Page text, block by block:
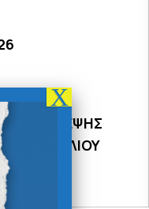
ΣΥΜΒΟΥΛΙΟΥ